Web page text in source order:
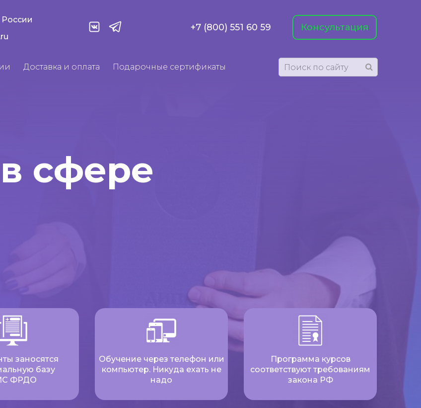
+7 (800) 551 60 59 Консультация
Доставка и оплата Подарочные сертификаты
сфере
заносятся
базу
ФРДО
Обучение через телефон или
компьютер. Никуда ехать не
надо
Программа курсов
соответствуют требованиям
закона РФ